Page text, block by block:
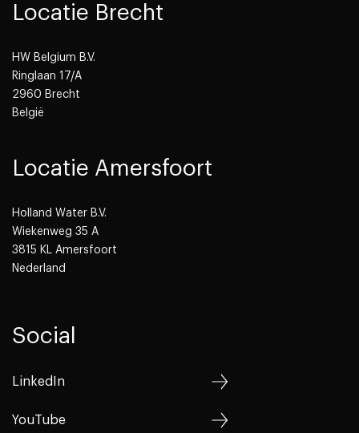
Locatie Brecht
HW Belgium B.V.
Ringlaan 17/A
2960 Brecht
België
Locatie Amersfoort
Holland Water B.V.
Wiekenweg 35 A
3815 KL Amersfoort
Nederland
Social
LinkedIn
YouTube